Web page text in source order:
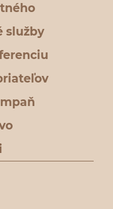
služby